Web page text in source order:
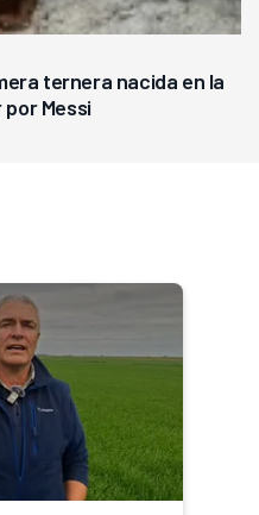
ternera nacida en la
Messi